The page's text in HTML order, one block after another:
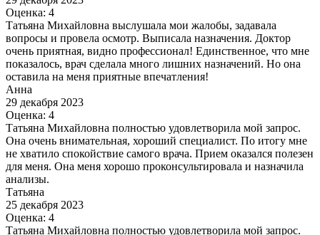
Оценка: 4
Татьяна Михайловна выслушала мои жалобы, задавала
вопросы и провела осмотр. Выписала назначения. Доктор
очень приятная, видно профессионал! Единственное, что мне
показалось, врач сделала много лишних назначений. Но она
оставила на меня приятные впечатления!
Анна
29 декабря 2023
Оценка: 4
Татьяна Михайловна полностью удовлетворила мой запрос.
Она очень внимательная, хороший специалист. По итогу мне
не хватило спокойствие самого врача. Прием оказался полезен
для меня. Она меня хорошо проконсультировала и назначила
анализы.
Татьяна
25 декабря 2023
Оценка: 4
Татьяна Михайловна полностью удовлетворила мой запрос.